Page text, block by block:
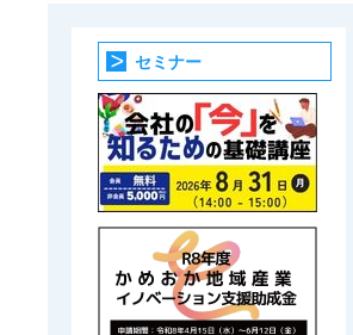
セミナー